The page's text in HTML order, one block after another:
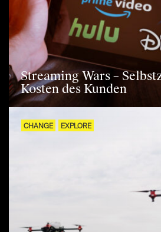
Streaming Wars –
Kosten des Kunden
CHANGE EXPLORE